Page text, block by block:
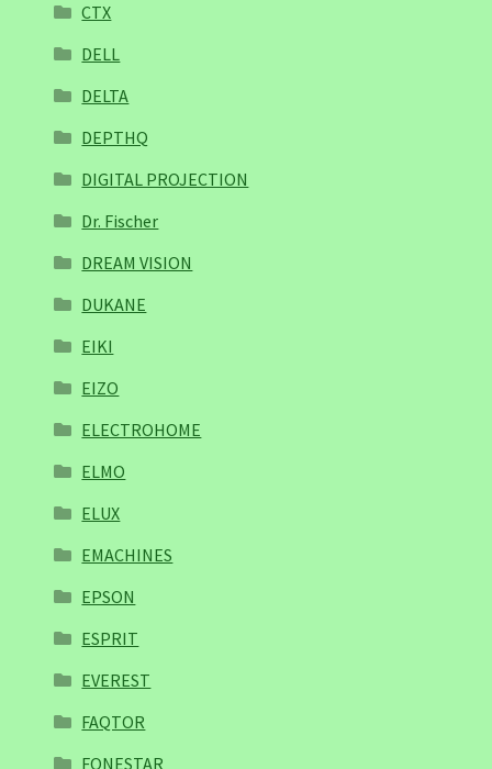
CTX
DELL
DELTA
DEPTHQ
DIGITAL PROJECTION
Dr. Fischer
DREAM VISION
DUKANE
EIKI
EIZO
ELECTROHOME
ELMO
ELUX
EMACHINES
EPSON
ESPRIT
EVEREST
FAQTOR
FONESTAR